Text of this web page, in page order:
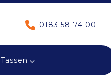
0183 58 74 00
Tassen